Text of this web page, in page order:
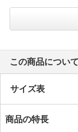
この商品について
サイズ表
商品の特長